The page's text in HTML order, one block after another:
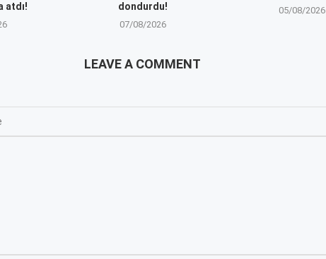
atdı!
dondurdu!
07/08/2026
05/08/2026
LEAVE A COMMENT